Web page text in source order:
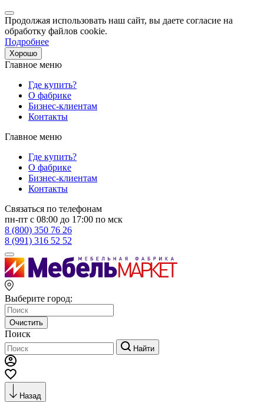
Продолжая использовать наш сайт, вы даете согласие на
обработку файлов cookie.
Подробнее
Хорошо
Главное меню
Где купить?
О фабрике
Бизнес-клиентам
Контакты
Главное меню
Где купить?
О фабрике
Бизнес-клиентам
Контакты
Связаться по телефонам
пн-пт с 08:00 до 17:00 по мск
8 (800) 350 76 26
8 (991) 316 52 52
Выберите город:
Очистить
Поиск
Найти
Назад